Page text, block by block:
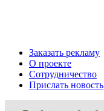
Заказать рекламу
О проекте
Сотрудничество
Прислать новость